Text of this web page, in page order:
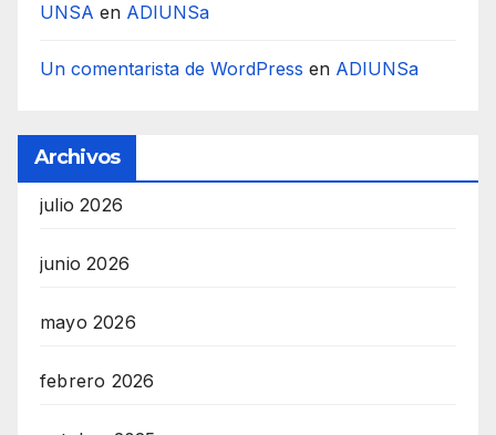
UNSA en ADIUNSa
Un comentarista de WordPress en ADIUNSa
Archivos
julio 2026
junio 2026
mayo 2026
febrero 2026